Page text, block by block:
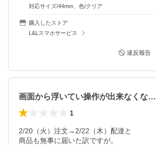
対応サイズ/44mm、色/クリア
購入したストア
L&Lスマホサービス
違反報告
画面から浮いてい操作が出来なくなります。
1
2/20（火）注文→2/22（木）配達と
商品も無事に届いた訳ですが。